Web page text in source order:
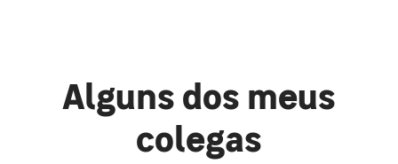
Alguns dos meus
colegas